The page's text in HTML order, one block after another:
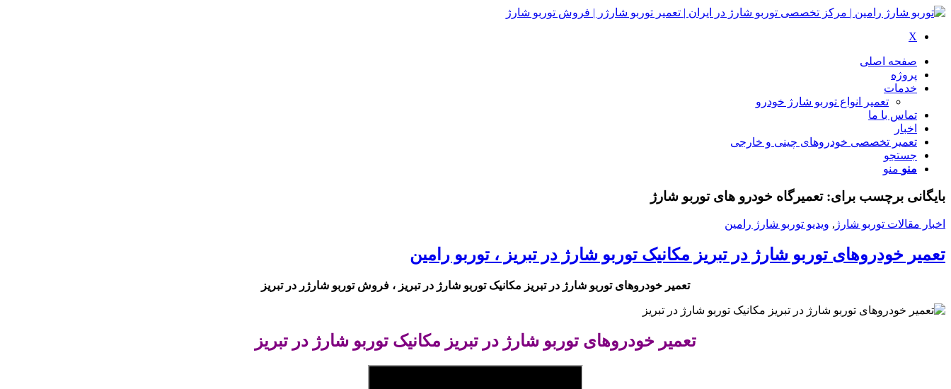
X
صفحه اصلی
پروژه
خدمات
تعمیر انواع توربو شارژ خودرو
تماس با ما
اخبار
تعمیر تخصصی خودروهای چینی و خارجی
جستجو
منو منو
بایگانی برچسب برای:تعمیرگاه خودرو های توربو شارژ
اخبار مقالات توربو شارژ , ویدیو توربو شارژ رامین
تعمیر خودروهای توربو شارژ در تبریز مکانیک توربو شارژ در تبریز ، توربو رامین
تعمیر خودروهای توربو شارژ در تبریز مکانیک توربو شارژ در تبریز ، فروش توربو شارژر در تبریز
تعمیر خودروهای توربو شارژ در تبریز مکانیک توربو شارژ در تبریز